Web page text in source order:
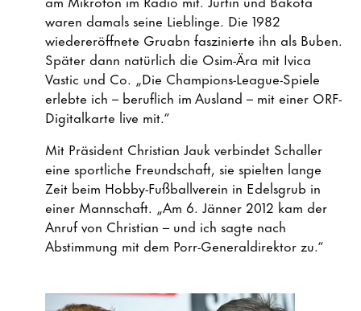
waren damals seine Lieblinge. Die 1982
wiedereröffnete Gruabn faszinierte ihn als Buben.
Später dann natürlich die Osim-Ära mit Ivica
Vastic und Co. „Die Champions-League-Spiele
erlebte ich – beruflich im Ausland – mit einer ORF-
Digitalkarte live mit.“
Mit Präsident Christian Jauk verbindet Schaller
eine sportliche Freundschaft, sie spielten lange
Zeit beim Hobby-Fußballverein in Edelsgrub in
einer Mannschaft. „Am 6. Jänner 2012 kam der
Anruf von Christian – und ich sagte nach
Abstimmung mit dem Porr-Generaldirektor zu.“